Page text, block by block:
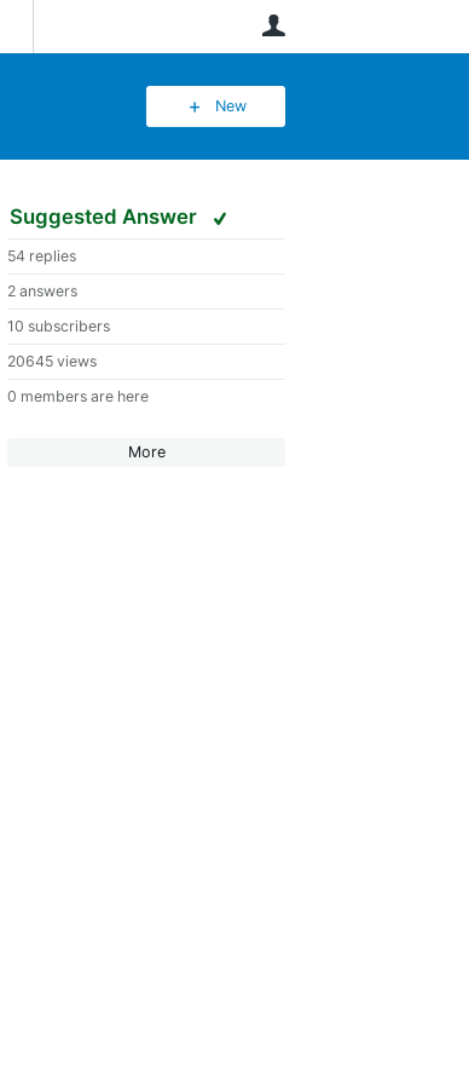
New
Suggested Answer
54 replies
2 answers
10 subscribers
20645 views
0 members are here
More
> Segmente und da auf Garmin-Segmente umstellen (3